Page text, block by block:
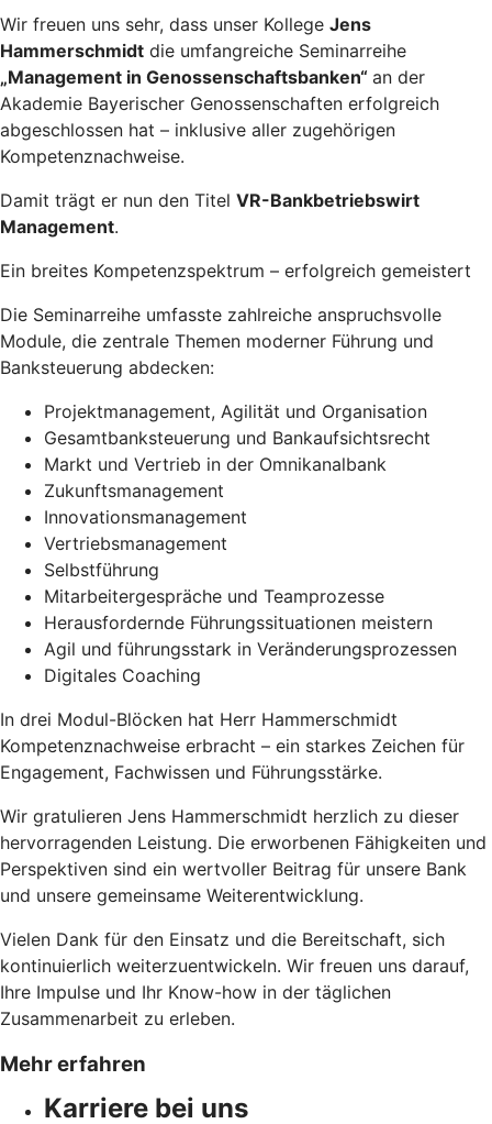
Wir freuen uns sehr, dass unser Kollege Jens
Hammerschmidt die umfangreiche Seminarreihe
„Management in Genossenschaftsbanken“ an der
Akademie Bayerischer Genossenschaften erfolgreich
abgeschlossen hat – inklusive aller zugehörigen
Kompetenznachweise.
Damit trägt er nun den Titel VR-Bankbetriebswirt
Management.
Ein breites Kompetenzspektrum – erfolgreich gemeistert
Die Seminarreihe umfasste zahlreiche anspruchsvolle
Module, die zentrale Themen moderner Führung und
Banksteuerung abdecken:
Projektmanagement, Agilität und Organisation
Gesamtbanksteuerung und Bankaufsichtsrecht
Markt und Vertrieb in der Omnikanalbank
Zukunftsmanagement
Innovationsmanagement
Vertriebsmanagement
Selbstführung
Mitarbeitergespräche und Teamprozesse
Herausfordernde Führungssituationen meistern
Agil und führungsstark in Veränderungsprozessen
Digitales Coaching
In drei Modul-Blöcken hat Herr Hammerschmidt
Kompetenznachweise erbracht – ein starkes Zeichen für
Engagement, Fachwissen und Führungsstärke.
Wir gratulieren Jens Hammerschmidt herzlich zu dieser
hervorragenden Leistung. Die erworbenen Fähigkeiten und
Perspektiven sind ein wertvoller Beitrag für unsere Bank
und unsere gemeinsame Weiterentwicklung.
Vielen Dank für den Einsatz und die Bereitschaft, sich
kontinuierlich weiterzuentwickeln. Wir freuen uns darauf,
Ihre Impulse und Ihr Know-how in der täglichen
Zusammenarbeit zu erleben.
Mehr erfahren
Karriere bei uns